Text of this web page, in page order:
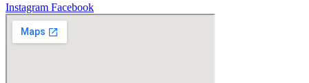
Instagram Facebook